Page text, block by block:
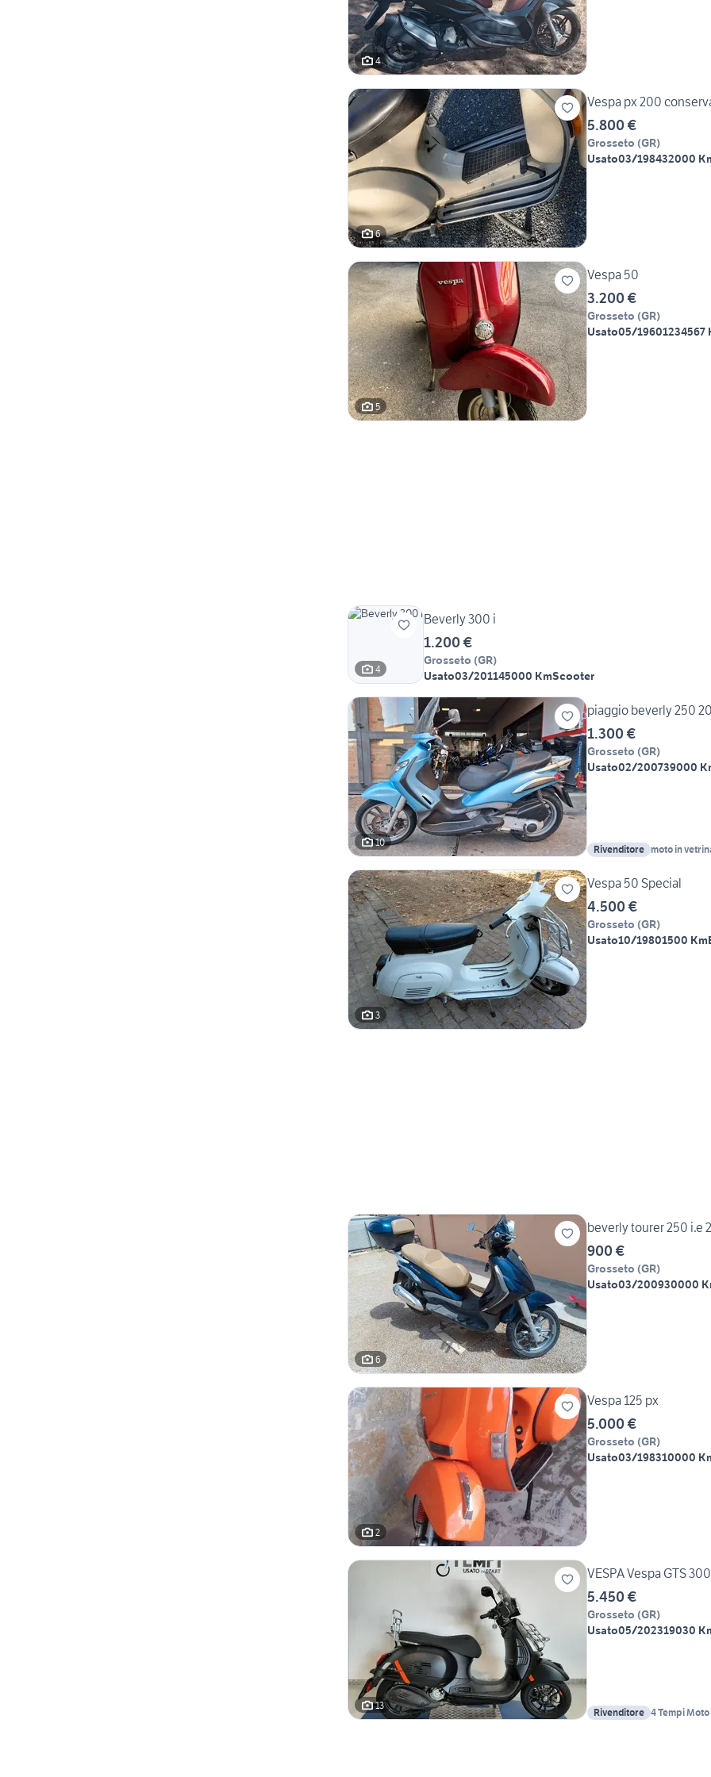
4
6
Vespa px 200
5.800 €
Grosseto (GR)
Usato03/198432000
5
Vespa 50
3.200 €
Grosseto (GR)
Usato05/19601234567
4
Beverly 300 i
1.200 €
Grosseto (GR)
Usato03/201145000 KmScooter
10
piaggio beverly 250
1.300 €
Grosseto (GR)
Usato02/200739000
Rivenditore moto in
3
Vespa 50 Special
4.500 €
Grosseto (GR)
Usato10/19801500 Km
6
beverly tourer 250 i.e
900 €
Grosseto (GR)
Usato03/200930000
2
Vespa 125 px
5.000 €
Grosseto (GR)
Usato03/198310000
13
VESPA Vespa GTS
5.450 €
Grosseto (GR)
Usato05/202319030
Rivenditore 4 Tempi